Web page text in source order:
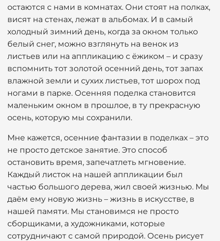
остаются с нами в комнатах. Они стоят на полках,
висят на стенах, лежат в альбомах. И в самый
холодный зимний день, когда за окном только
белый снег, можно взглянуть на венок из
листьев или на аппликацию с ёжиком – и сразу
вспомнить тот золотой осенний день, тот запах
влажной земли и сухих листьев, тот шорох под
ногами в парке. Осенняя поделка становится
маленьким окном в прошлое, в ту прекрасную
осень, которую мы сохранили.
Мне кажется, осенние фантазии в поделках – это
не просто детское занятие. Это способ
остановить время, запечатлеть мгновение.
Каждый листок на нашей аппликации был
частью большого дерева, жил своей жизнью. Мы
даём ему новую жизнь – жизнь в искусстве, в
нашей памяти. Мы становимся не просто
сборщиками, а художниками, которые
сотрудничают с самой природой. Осень рисует